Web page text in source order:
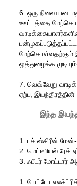
6. ஒரு நிலையான
ஊட்டத்தை
மேற்கொள்வதற்கும்
ஒத்துழைக்க முடியும்.
7. வெவ்வேறு
ஏற்ப,
இந்த
1. டச் ஸ்கிரீன்
2. மெட்டீரியல் ரேக்
3. ஃபீடர் மோட்டார்
1. போட்டோ